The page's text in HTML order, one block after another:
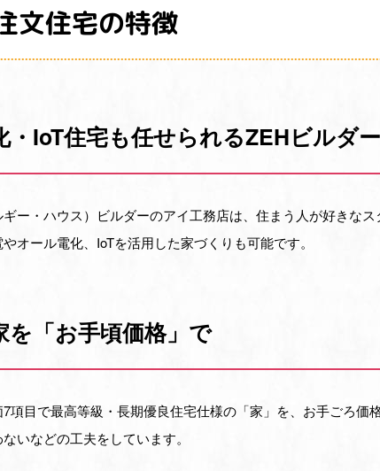
文住宅の特徴
・IoT住宅も任せられるZEHビルダー
ー・ハウス）ビルダーのアイ工務店は、住まう人が好きな
オール電化、IoTを活用した家づくりも可能です。
を「お手頃価格」で
項目で最高等級・長期優良住宅仕様の「家」を、お手ごろ
いなどの工夫をしています。